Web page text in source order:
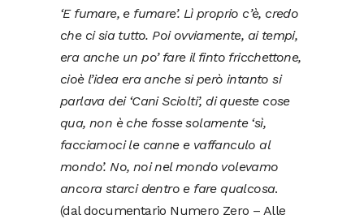
‘E fumare, e fumare’. Lì proprio c’è, credo
che ci sia tutto. Poi ovviamente, ai tempi,
era anche un po’ fare il finto fricchettone,
cioè l’idea era anche si però intanto si
parlava dei ‘Cani Sciolti’, di queste cose
qua, non è che fosse solamente ‘sì,
facciamoci le canne e vaffanculo al
mondo’. No, noi nel mondo volevamo
ancora starci dentro e fare qualcosa.
(dal documentario Numero Zero – Alle